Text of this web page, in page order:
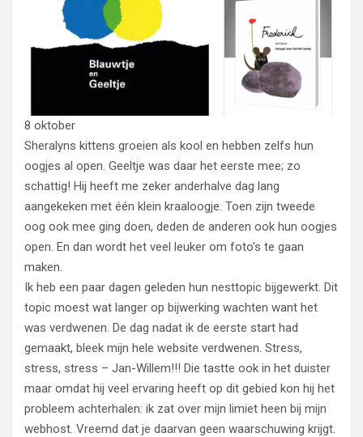
8 oktober
Sheralyns kittens groeien als kool en hebben zelfs hun
oogjes al open. Geeltje was daar het eerste mee; zo
schattig! Hij heeft me zeker anderhalve dag lang
aangekeken met één klein kraaloogje. Toen zijn tweede
oog ook mee ging doen, deden de anderen ook hun oogjes
open. En dan wordt het veel leuker om foto’s te gaan
maken.
Ik heb een paar dagen geleden hun nesttopic bijgewerkt. Dit
topic moest wat langer op bijwerking wachten want het
was verdwenen. De dag nadat ik de eerste start had
gemaakt, bleek mijn hele website verdwenen. Stress,
stress, stress – Jan-Willem!!! Die tastte ook in het duister
maar omdat hij veel ervaring heeft op dit gebied kon hij het
probleem achterhalen: ik zat over mijn limiet heen bij mijn
webhost. Vreemd dat je daarvan geen waarschuwing krijgt.